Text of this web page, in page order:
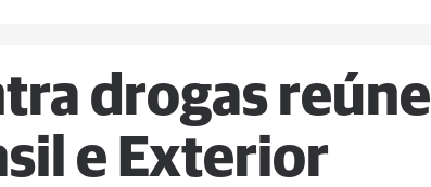
drogas reúne
e Exterior